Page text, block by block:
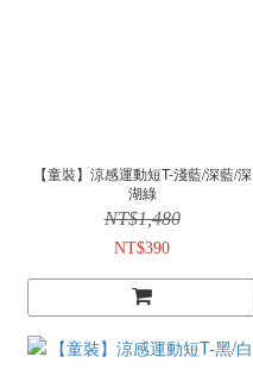
【童裝】涼感運動短T-淺藍/深藍/深
湖綠
NT$1,480
NT$390